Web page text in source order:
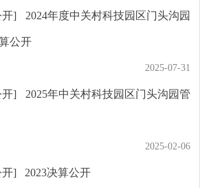
开] 2024年度中关村科技园区门头沟园
公开
2025-07-31
开] 2025年中关村科技园区门头沟园管
2025-02-06
开] 2023决算公开